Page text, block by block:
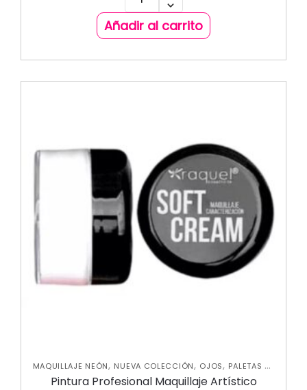
Añadir al carrito
MAQUILLAJE NEÓN, NUEVA COLECCIÓN, OJOS, PALETAS DE
SOMBRAS
Pintura Profesional Maquillaje Artístico